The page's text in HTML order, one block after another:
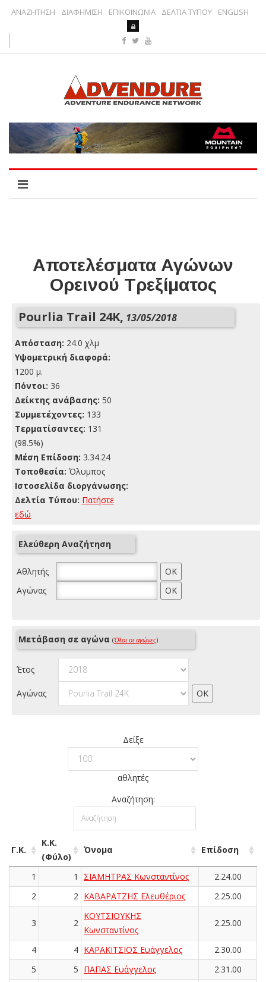
ΑΝΑΖΗΤΗΣΗ ΔΙΑΦΗΜΙΣΗ ΕΠΙΚΟΙΝΩΝΙΑ ΔΕΛΤΙΑ ΤΥΠΟΥ ENGLISH
Αποτελέσματα Αγώνων
Ορεινού Τρεξίματος
Pourlia Trail 24K, 13/05/2018
Απόσταση: 24.0 χλμ
Yψομετρική διαφορά:
1200 μ.
Πόντοι: 36
Δείκτης ανάβασης: 50
Συμμετέχοντες: 133
Τερματίσαντες: 131
(98.5%)
Μέση Επίδοση: 3.34.24
Τοποθεσία: Όλυμπος
Ιστοσελίδα διοργάνωσης:
Δελτία Τύπου: Πατήστε
εδώ
Ελεύθερη Αναζήτηση
Αθλητής
Αγώνας
Μετάβαση σε αγώνα (Όλοι οι αγώνες)
Έτος
Αγώνας
Δείξε
αθλητές
Αναζήτηση:
Γ.Κ.
Κ.Κ.
(Φύλο)
Όνομα Επίδοση
1 1 ΣΙΑΜΗΤΡΑΣ Κωνσταντίνος
2.24.00
2
2 ΚΑΒΑΡΑΤΖΗΣ Ελευθέριος 2.25.00
3 2
ΚΟΥΤΣΙΟΥΚΗΣ
Κωνσταντίνος
2.25.00
4 4 ΚΑΡΑΚΙΤΣΙΟΣ Ευάγγελος
2.30.00
5
5 ΠΑΠΑΣ Ευάγγελος
2.31.00